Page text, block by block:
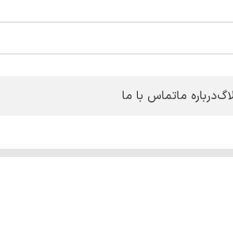
درباره ماتماس با ما